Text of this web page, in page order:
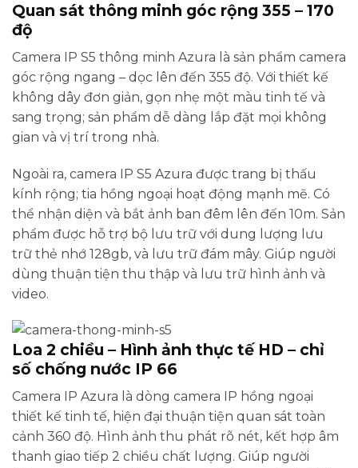
Quan sát thông minh góc rộng 355 – 170
độ
Camera IP S5 thông minh Azura là sản phẩm camera
góc rộng ngang – dọc lên đến 355 độ. Với thiết kế
không dây đơn giản, gọn nhẹ một màu tinh tế và
sang trọng; sản phẩm dễ dàng lắp đặt mọi không
gian và vị trí trong nhà.
Ngoài ra, camera IP S5 Azura được trang bị thấu
kính rộng; tia hồng ngoại hoạt động mạnh mẽ. Có
thể nhận diện và bắt ảnh ban đêm lên đến 10m. Sản
phẩm được hỗ trợ bộ lưu trữ với dung lượng lưu
trữ thẻ nhớ 128gb, và lưu trữ đám mây. Giúp người
dùng thuận tiện thu thập và lưu trữ hình ảnh và
video.
Loa 2 chiều – Hình ảnh thực tế HD – chỉ
số chống nước IP 66
Camera IP Azura là dòng camera IP hồng ngoại
thiết kế tinh tế, hiện đại thuận tiện quan sát toàn
cảnh 360 độ. Hình ảnh thu phát rõ nét, kết hợp âm
thanh giao tiếp 2 chiều chất lượng. Giúp người